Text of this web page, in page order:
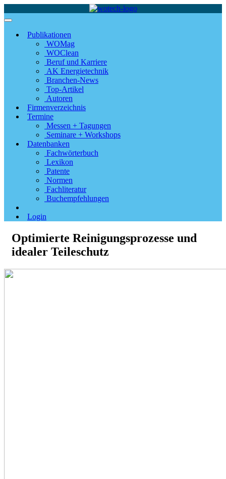
Publikationen
WOMag
WOClean
Beruf und Karriere
AK Energietechnik
Branchen-News
Top-Artikel
Autoren
Firmenverzeichnis
Termine
Messen + Tagungen
Seminare + Workshops
Datenbanken
Fachwörterbuch
Lexikon
Patente
Normen
Fachliteratur
Buchempfehlungen
Login
Optimierte Reinigungsprozesse und
idealer Teileschutz